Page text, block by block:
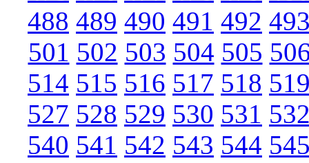
488 489 490 491 492
501 502 503 504 505
514 515 516 517 518
527 528 529 530 531
540 541 542 543 544